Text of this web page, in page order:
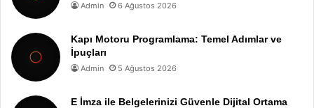
Admin 6 Ağustos 2026
Kapı Motoru Programlama: Temel Adımlar ve
İpuçları
Admin 5 Ağustos 2026
E İmza ile Belgelerinizi Güvenle Dijital Ortama